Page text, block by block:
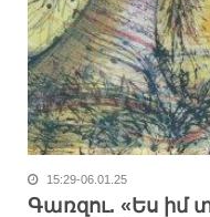
15:29-06.01.25
Գառզու. «Ես իմ